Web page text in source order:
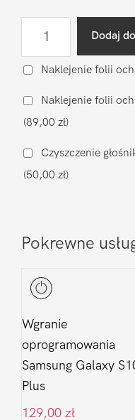
wyświetlacza
Galaxy
S10
Plus
Dodaj
Naklejenie folii
Naklejenie folii
(89,00 zł)
Czyszczenie
(50,00 zł)
Pokrewne
Wgranie
oprogramowania
Samsung Galaxy
Plus
129,00 zł